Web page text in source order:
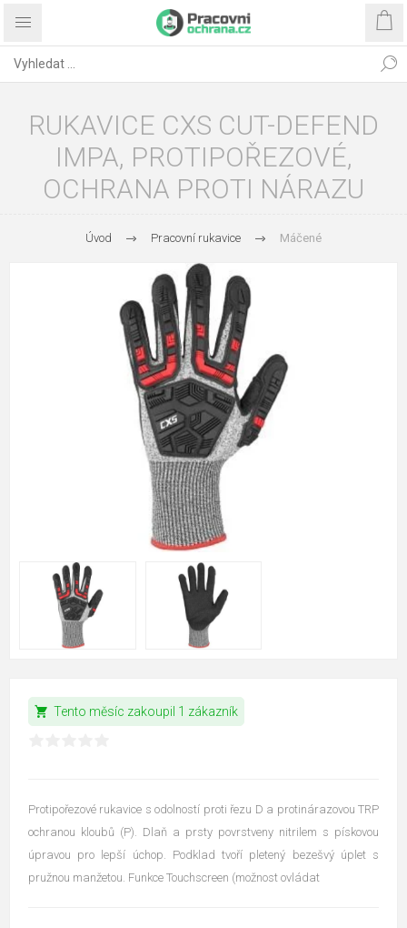
RUKAVICE CXS CUT-DEFEND
IMPA, PROTIPOŘEZOVÉ,
OCHRANA PROTI NÁRAZU
Úvod Pracovní rukavice Máčené
shopping_cart Tento měsíc zakoupil 1 zákazník
Protipořezové rukavice s odolností proti řezu D a protinárazovou TRP
ochranou kloubů (P). Dlaň a prsty povrstveny nitrilem s pískovou
úpravou pro lepší úchop. Podklad tvoří pletený bezešvý úplet s
pružnou manžetou. Funkce Touchscreen (možnost ovládat